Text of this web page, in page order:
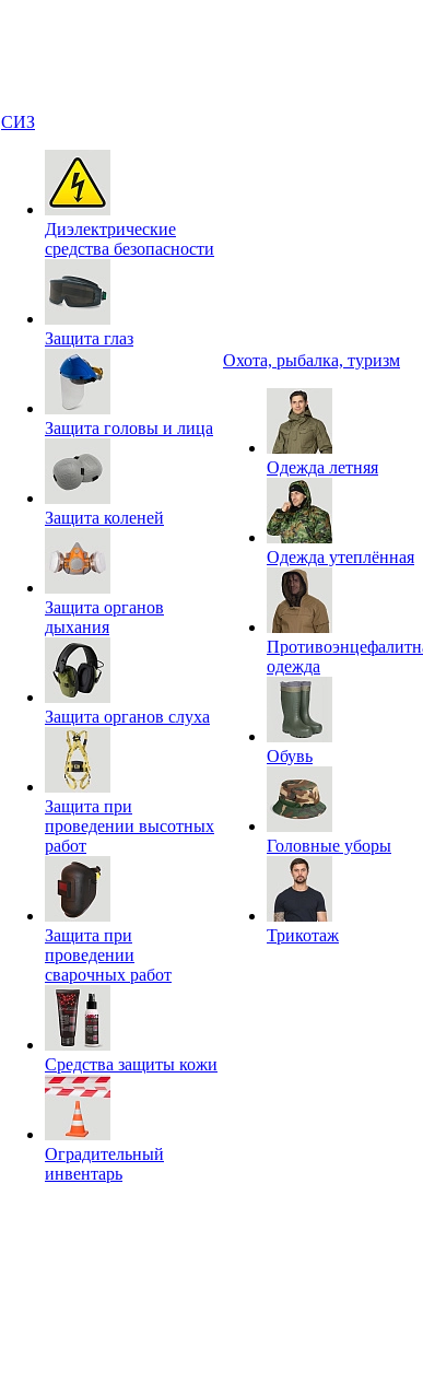
СИЗ
Диэлектрические
средства безопасности
Защита глаз
Защита головы и лица
Защита коленей
Защита органов
дыхания
Защита органов слуха
Защита при
проведении высотных
работ
Защита при
проведении
сварочных работ
Средства защиты кожи
Оградительный
инвентарь
Охота, рыбалка, туризм
Одежда летняя
Одежда утеплённая
одежда
Обувь
Головные уборы
Трикотаж